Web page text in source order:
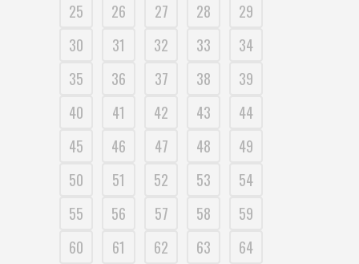
25
26 27 28
29
30
31 32 33
34
35
36 37 38
39
40
41 42 43
44
45
46 47 48
49
50
51 52 53
54
55
56 57 58
59
60
61 62 63
64